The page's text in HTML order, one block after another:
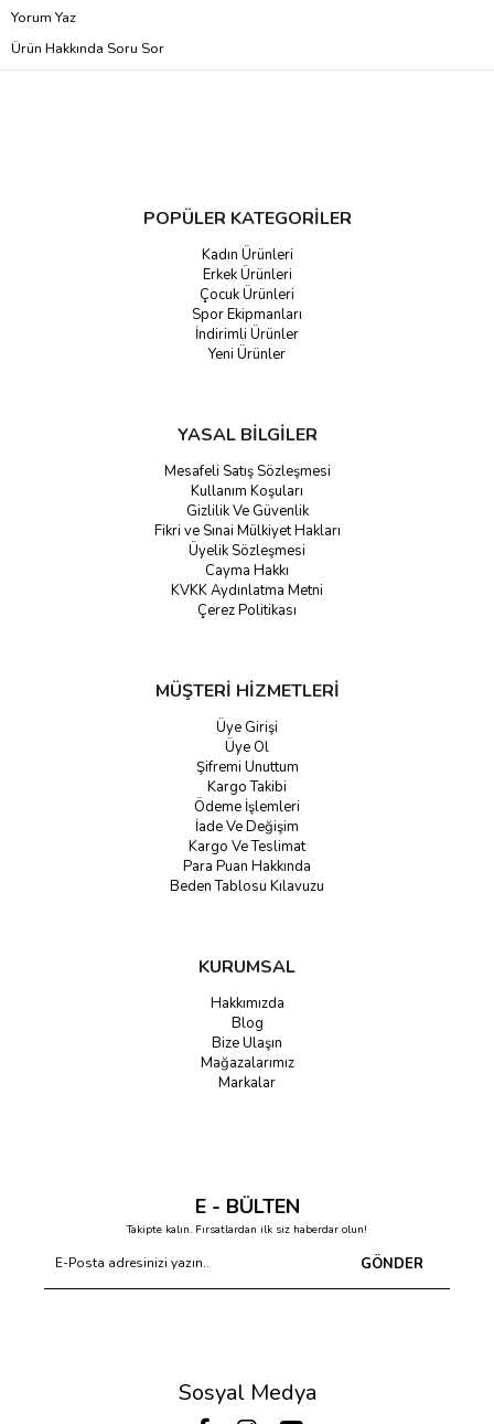
Yorum Yaz
Ürün Hakkında Soru Sor
POPÜLER KATEGORİLER
Kadın Ürünleri
Erkek Ürünleri
Çocuk Ürünleri
Spor Ekipmanları
İndirimli Ürünler
Yeni Ürünler
YASAL BİLGİLER
Mesafeli Satış Sözleşmesi
Kullanım Koşuları
Gizlilik Ve Güvenlik
Fikri ve Sınai Mülkiyet Hakları
Üyelik Sözleşmesi
Cayma Hakkı
KVKK Aydınlatma Metni
Çerez Politikası
MÜŞTERİ HİZMETLERİ
Üye Girişi
Üye Ol
Şifremi Unuttum
Kargo Takibi
Ödeme İşlemleri
İade Ve Değişim
Kargo Ve Teslimat
Para Puan Hakkında
Beden Tablosu Kılavuzu
KURUMSAL
Hakkımızda
Blog
Bize Ulaşın
Mağazalarımız
Markalar
E - BÜLTEN
Takipte kalın. Fırsatlardan ilk siz haberdar olun!
GÖNDER
Sosyal Medya